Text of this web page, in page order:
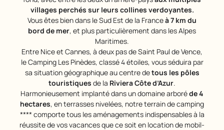
villages perchés sur leurs collines verdoyantes.
Vous êtes bien dans le Sud Est de la Franceà 7 km du
bord de mer, et plus particulièrement dans les Alpes
Maritimes.
Entre Nice et Cannes, à deux pas de Saint Paul de Vence,
le Camping Les Pinèdes, classé 4 étoiles, vous séduira par
sa situation géographique au centre detous les pôles
touristiques de la Riviera Côte d’Azur.
Harmonieusement implanté dans un domaine arboréde 4
hectares, en terrasses nivelées, notre terrain de camping
**** comporte tous les aménagements indispensables à la
réussite de vos vacances que ce soit en location de mobil-